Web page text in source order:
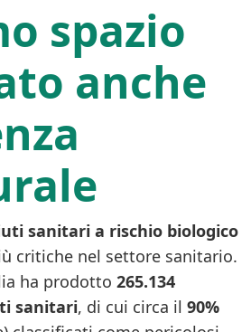
spazio
anche
sanitari a rischio biologico
critiche nel settore sanitario.
ha prodotto 265.134
sanitari, di cui circa il 90%